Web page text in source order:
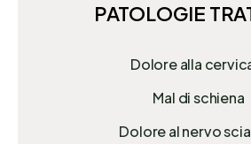
PATOLOGIE
Dolore alla
Mal di schiena
Dolore al nervo